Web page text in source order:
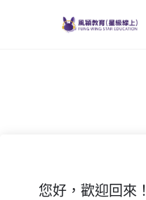
您好，歡迎回來！